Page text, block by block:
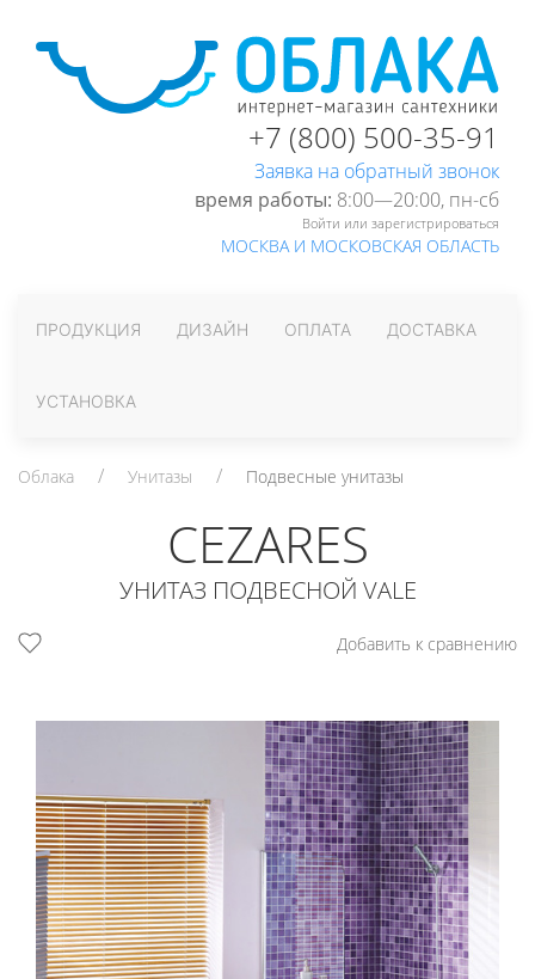
+7 (800) 500-35-91
Заявка на обратный звонок
время работы: 8:00—20:00, пн-cб
Войти или зарегистрироваться
МОСКВА И МОСКОВСКАЯ ОБЛАСТЬ
ПРОДУКЦИЯ ДИЗАЙН ОПЛАТА ДОСТАВКА
УСТАНОВКА
Облака Унитазы Подвесные унитазы
CEZARES
УНИТАЗ ПОДВЕСНОЙ VALE
Добавить к сравнению